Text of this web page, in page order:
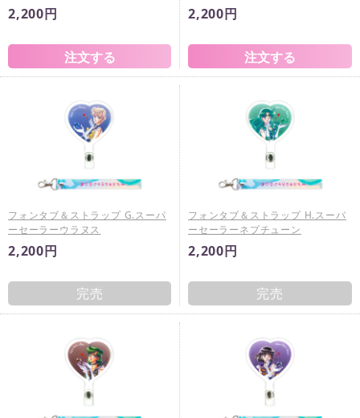
2,200円 2,200円
フォンタブ＆ストラップ G.スーパ
ーセーラーウラヌス
2,200円
完売
フォンタブ＆ストラップ H.スーパ
ーセーラーネプチューン
2,200円
完売